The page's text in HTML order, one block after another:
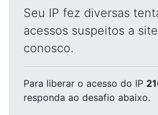
Seu IP fez diversas
acessos suspeitos a
conosco.
Para liberar o acesso do IP
responda ao desafio abaixo.